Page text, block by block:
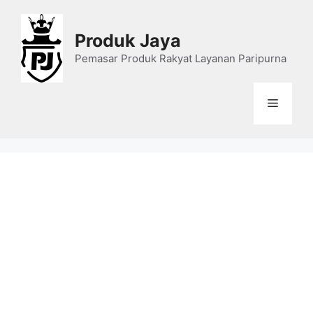
content
Produk Jaya
Pemasar Produk Rakyat Layanan Paripurna
Menu